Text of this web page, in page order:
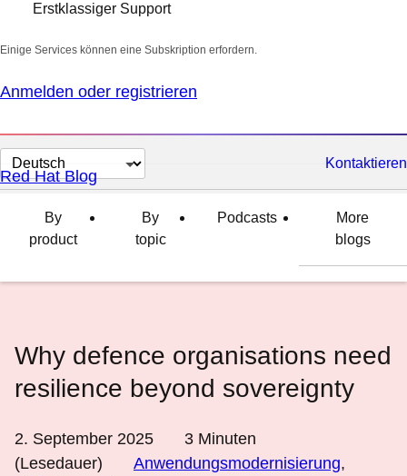
Erstklassiger Support
Einige Services können eine Subskription erfordern.
Anmelden oder registrieren
Sprache
auswählen
Kontaktieren
Red Hat Blog
By
product
By
topic
Podcasts
More
blogs
Why defence organisations need
resilience beyond sovereignty
2. September 2025 3 Minuten
(Lesedauer)
Anwendungsmodernisierung,